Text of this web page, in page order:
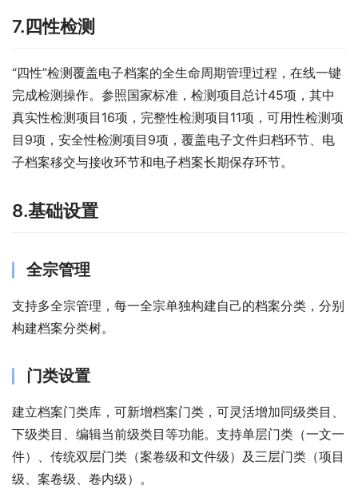
7.四性检测
“四性”检测覆盖电子档案的全生命周期管理过程，在线一键
完成检测操作。参照国家标准，检测项目总计45项，其中
真实性检测项目16项，完整性检测项目11项，可用性检测项
目9项，安全性检测项目9项，覆盖电子文件归档环节、电
子档案移交与接收环节和电子档案长期保存环节。
8.基础设置
全宗管理
支持多全宗管理，每一全宗单独构建自己的档案分类，分别
构建档案分类树。
门类设置
建立档案门类库，可新增档案门类，可灵活增加同级类目、
下级类目、编辑当前级类目等功能。支持单层门类（一文一
件）、传统双层门类（案卷级和文件级）及三层门类（项目
级、案卷级、卷内级）。